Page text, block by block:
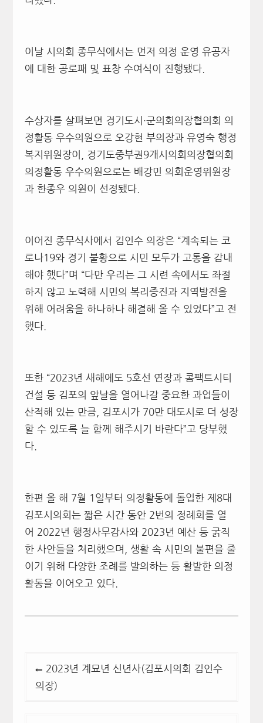
이날 시의회 종무식에서는 먼저 의정 운영 유공자
에 대한 공로패 및 표창 수여식이 진행됐다.
수상자를 살펴보면 경기도시 ·군의회의장협의회 의
정활동 우수의원으로 오강현 부의장과 유영숙 행정
복지위원장이
경기도중부권 9개시의회의장협의회
의정활동 우수의원으로는 배강민 의회운영위원장
과 한종우 의원이 선정됐다.
이어진 종무식사에서 김인수 의장은 “계속되는 코
로나19와 경기 불황으로 시민 모두가 고통을 감내
해야 했다”며 “다만 우리는 그 시련 속에서도 좌절
하지 않고 노력해 시민의 복리증진과 지역발전을
위해 어려움을 하나하나 해결해 올 수 있었다”고 전
했다.
또한 “2023년 새해에도 5호선 연장과 콤팩트시티
건설 등 김포의 앞날을 열어나갈 중요한 과업들이
산적해 있는 만큼, 김포시가 70만 대도시로 더 성장
할 수 있도록 늘 함께 해주시기 바란다”고 당부했
다.
한편 올 해 7월 1 일부터 의정활동에 돌입한 제 8대
김포시의회는 짧은 시간 동안 2번의 정례회를 열
어 2022년 행정사무감사와 2023년 예산 등 굵직
한 사안들을 처리했으며
생활 속 시민의 불편을 줄
이기 위해 다양한 조례를 발의하는 등 활발한 의정
활동을 이어오고 있다.
2023년 계묘년 신년사(김포시의회 김인수
의장)